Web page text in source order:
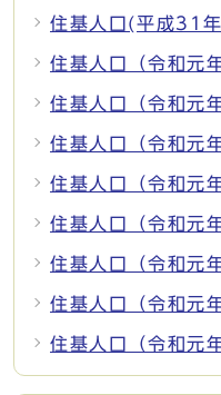
住基人口(平成31
住基人口（令和元
住基人口（令和元
住基人口（令和元
住基人口（令和元
住基人口（令和元
住基人口（令和元
住基人口（令和元
住基人口（令和元